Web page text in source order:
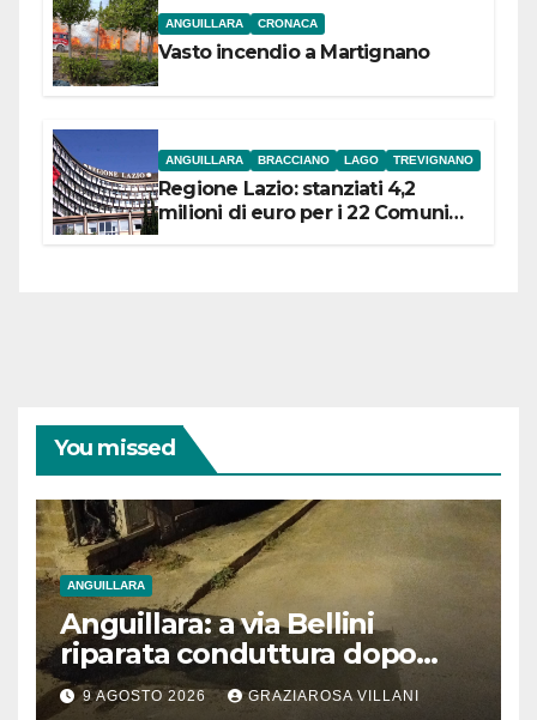
ANGUILLARA CRONACA
Vasto incendio a Martignano
ANGUILLARA BRACCIANO LAGO TREVIGNANO
Regione Lazio: stanziati 4,2
milioni di euro per i 22 Comuni
You missed
ANGUILLARA
Anguillara: a via Bellini
riparata conduttura dopo
segnalazione IdD
9 AGOSTO 2026 GRAZIAROSA VILLANI